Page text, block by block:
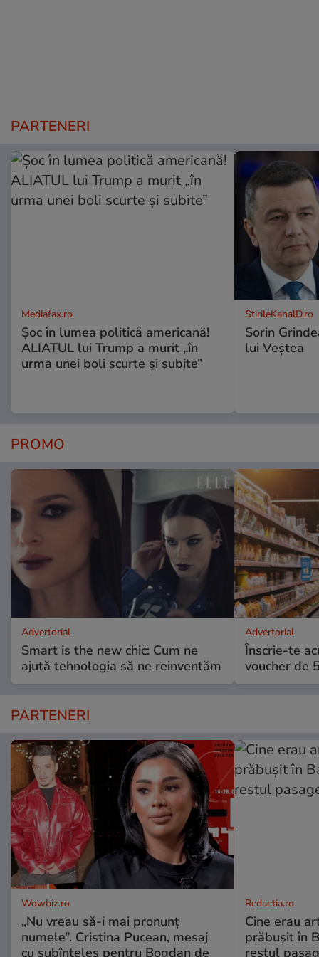
PARTENERI
Mediafax.ro
Șoc în lumea politică americană!
ALIATUL lui Trump a murit „în
urma unei boli scurte și subite”
StirileKanalD.ro
Sorin
lui Veștea
PROMO
Advertorial
Smart is the new chic: Cum ne
ajută tehnologia să ne reinventăm
Advertorial
Înscrie-te
voucher de
PARTENERI
Wowbiz.ro
„Nu vreau să-i mai pronunț
numele”. Cristina Pucean, mesaj
cu subînțeles pentru Bogdan de
Redactia.ro
Cine erau
prăbușit în
restul